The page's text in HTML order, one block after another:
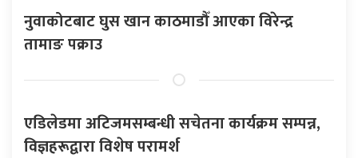
नुवाकोटबाट घुस खान काठमाडौँ आएका विरेन्द्र
तामाङ पक्राउ
एडिलेडमा अटिजमसम्बन्धी सचेतना कार्यक्रम सम्पन्न,
विज्ञहरूद्वारा विशेष परामर्श